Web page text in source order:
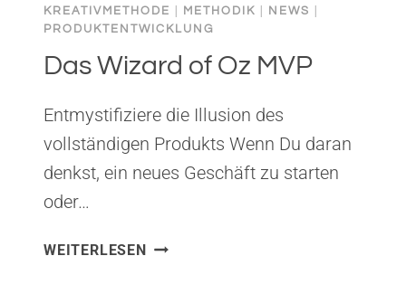
KREATIVMETHODE
METHODIK NEWS
PRODUKTENTWICKLUNG
Das Wizard of Oz MVP
Entmystifiziere die Illusion des
vollständigen Produkts Wenn Du daran
denkst, ein neues Geschäft zu starten
oder…
WEITERLESENDAS